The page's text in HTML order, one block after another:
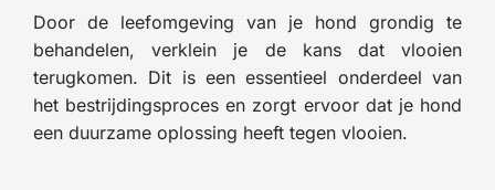
Door de leefomgeving van je hond grondig te
behandelen, verklein je de kans dat vlooien
terugkomen. Dit is een essentieel onderdeel van
het bestrijdingsproces en zorgt ervoor dat je hond
een duurzame oplossing heeft tegen vlooien.